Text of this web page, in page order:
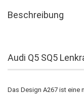
Beschreibung
Audi Q5 SQ5
Das Design A267 ist eine